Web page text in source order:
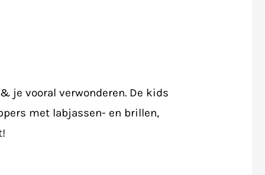
je vooral verwonderen. De kids
met labjassen- en brillen,